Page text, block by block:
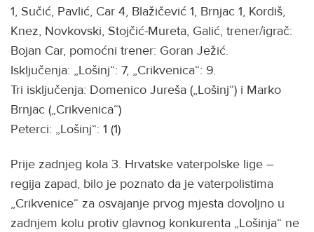
1, Sučić, Pavlić, Car 4, Blažičević 1, Brnjac 1, Kordiš,
Knez, Novkovski, Stojčić-Mureta, Galić, trener/igrač:
Bojan Car, pomoćni trener: Goran Ježić.
Isključenja: „Lošinj“: 7, „Crikvenica“: 9.
Tri isključenja: Domenico Jureša („Lošinj“) i Marko
Brnjac („Crikvenica“)
Peterci: „Lošinj“: 1 (1)
Prije zadnjeg kola 3. Hrvatske vaterpolske lige –
regija zapad, bilo je poznato da je vaterpolistima
„Crikvenice“ za osvajanje prvog mjesta dovoljno u
zadnjem kolu protiv glavnog konkurenta „Lošinja“ ne